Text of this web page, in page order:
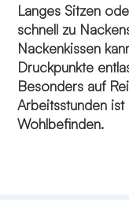
Langes Sitzen
schnell zu
Nackenkissen
Druckpunkte
Besonders auf
Arbeitsstunden
Wohlbefinden.